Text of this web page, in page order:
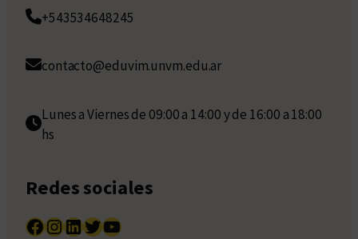
+543534648245
contacto@eduvim.unvm.edu.ar
Lunes a Viernes de 09:00 a 14:00 y de 16:00 a 18:00
hs
Redes sociales
Facebook InstagramLinkedIn Twitter YouTube